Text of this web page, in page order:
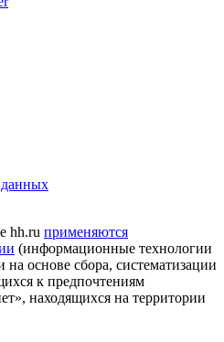
hh.ru применяются
(информационные технологии
основе сбора, систематизации
к предпочтениям
находящихся на территории